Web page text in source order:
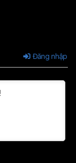
Tập 42
Tập 45
Đăng nhập